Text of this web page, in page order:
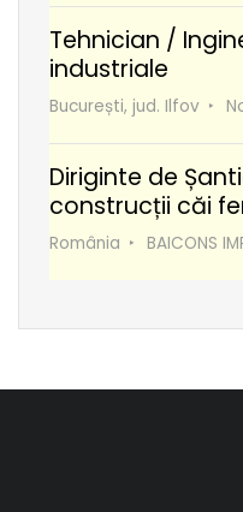
Tehnician /
industriale
București, jud. Ilfov
Diriginte de
construcții căi
România BAICONS